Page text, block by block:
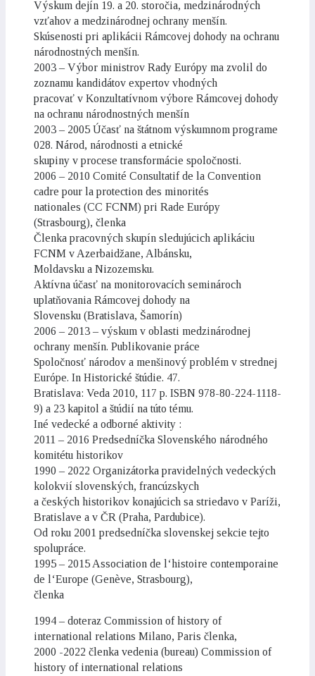
Výskum dejín 19. a 20. storočia, medzinárodných
vzťahov a medzinárodnej ochrany menšín.
Skúsenosti pri aplikácii Rámcovej dohody na ochranu
národnostných menšín.
2003 – Výbor ministrov Rady Európy ma zvolil do
zoznamu kandidátov expertov vhodných
pracovať v Konzultatívnom výbore Rámcovej dohody
na ochranu národnostných menšín
2003 – 2005 Účasť na štátnom výskumnom programe
028. Národ, národnosti a etnické
skupiny v procese transformácie spoločnosti.
2006 – 2010 Comité Consultatif de la Convention
cadre pour la protection des minorités
nationales (CC FCNM) pri Rade Európy
(Strasbourg), členka
Členka pracovných skupín sledujúcich aplikáciu
FCNM v Azerbaidžane, Albánsku,
Moldavsku a Nizozemsku.
Aktívna účasť na monitorovacích seminároch
uplatňovania Rámcovej dohody na
Slovensku (Bratislava, Šamorín)
2006 – 2013 – výskum v oblasti medzinárodnej
ochrany menšín. Publikovanie práce
Spoločnosť národov a menšinový problém v strednej
Európe. In Historické štúdie. 47.
Bratislava: Veda 2010, 117 p. ISBN 978-80-224-1118-
9) a 23 kapitol a štúdií na túto tému.
Iné vedecké a odborné aktivity :
2011 – 2016 Predsedníčka Slovenského národného
komitétu historikov
1990 – 2022 Organizátorka pravidelných vedeckých
kolokvií slovenských, francúzskych
a českých historikov konajúcich sa striedavo v Paríži,
Bratislave a v ČR (Praha, Pardubice).
Od roku 2001 predsedníčka slovenskej sekcie tejto
spolupráce.
1995 – 2015 Association de l‘histoire contemporaine
de l‘Europe (Genève, Strasbourg),
členka
1994 – doteraz Commission of history of
international relations Milano, Paris členka,
2000 -2022 členka vedenia (bureau) Commission of
history of international relations